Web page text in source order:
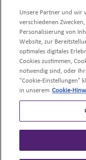
©Mondelēz
Unsere Partner und wir
verschiedenen
Personalisierung von
Website, zur
optimales digitales
Cookies zustimmen,
notwendig sind, oder
"Cookie-Einstellungen"
in unserem Cookie-